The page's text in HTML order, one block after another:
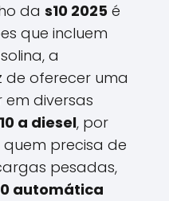
da s10 2025 é
que incluem
a
oferecer uma
diversas
a diesel, por
precisa de
pesadas,
automática